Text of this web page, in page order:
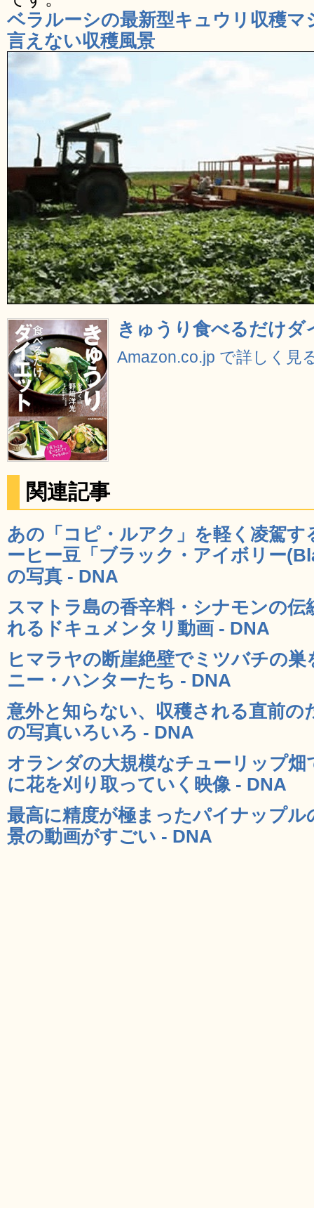
ベラルーシの最新型キュウリ収穫マ
言えない収穫風景
きゅうり食べるだけダ
Amazon.co.jp で詳しく見
関連記事
あの「コピ・ルアク」を軽く凌駕す
ーヒー豆「ブラック・アイボリー
の写真 - DNA
スマトラ島の香辛料・シナモンの
れるドキュメンタリ動画 - DNA
ヒマラヤの断崖絶壁でミツバチの
ニー・ハンターたち - DNA
意外と知らない、収穫される直前の
の写真いろいろ - DNA
オランダの大規模なチューリップ畑
に花を刈り取っていく映像 - DNA
最高に精度が極まったパイナップル
景の動画がすごい - DNA